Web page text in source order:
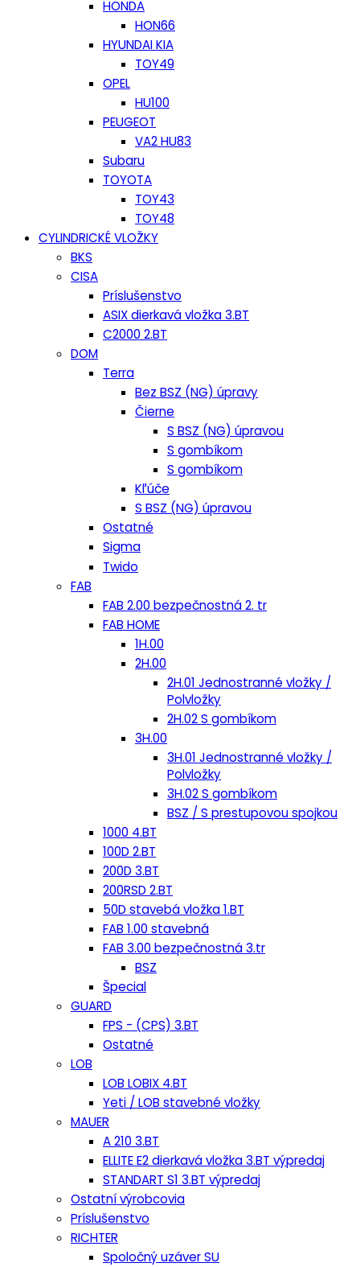
HONDA
HON66
HYUNDAI KIA
TOY49
OPEL
HU100
PEUGEOT
VA2 HU83
Subaru
TOYOTA
TOY43
TOY48
CYLINDRICKÉ VLOŽKY
BKS
CISA
Príslušenstvo
ASIX dierkavá vložka 3.BT
C2000 2.BT
DOM
Terra
Bez BSZ (NG) úpravy
Čierne
S BSZ (NG) úpravou
S gombíkom
S gombíkom
Kľúče
S BSZ (NG) úpravou
Ostatné
Sigma
Twido
FAB
FAB 2.00 bezpečnostná 2. tr
FAB HOME
1H.00
2H.00
2H.01 Jednostranné vložky /
Polvložky
2H.02 S gombíkom
3H.00
3H.01 Jednostranné vložky /
Polvložky
3H.02 S gombíkom
BSZ / S prestupovou spojkou
1000 4.BT
100D 2.BT
200D 3.BT
200RSD 2.BT
50D stavebá vložka 1.BT
FAB 1.00 stavebná
FAB 3.00 bezpečnostná 3.tr
BSZ
Špecial
GUARD
FPS - (CPS) 3.BT
Ostatné
LOB
LOB LOBIX 4.BT
Yeti / LOB stavebné vložky
MAUER
A 210 3.BT
ELLITE E2 dierkavá vložka 3.BT výpredaj
STANDART S1 3.BT výpredaj
Ostatní výrobcovia
Príslušenstvo
RICHTER
Spoločný uzáver SU